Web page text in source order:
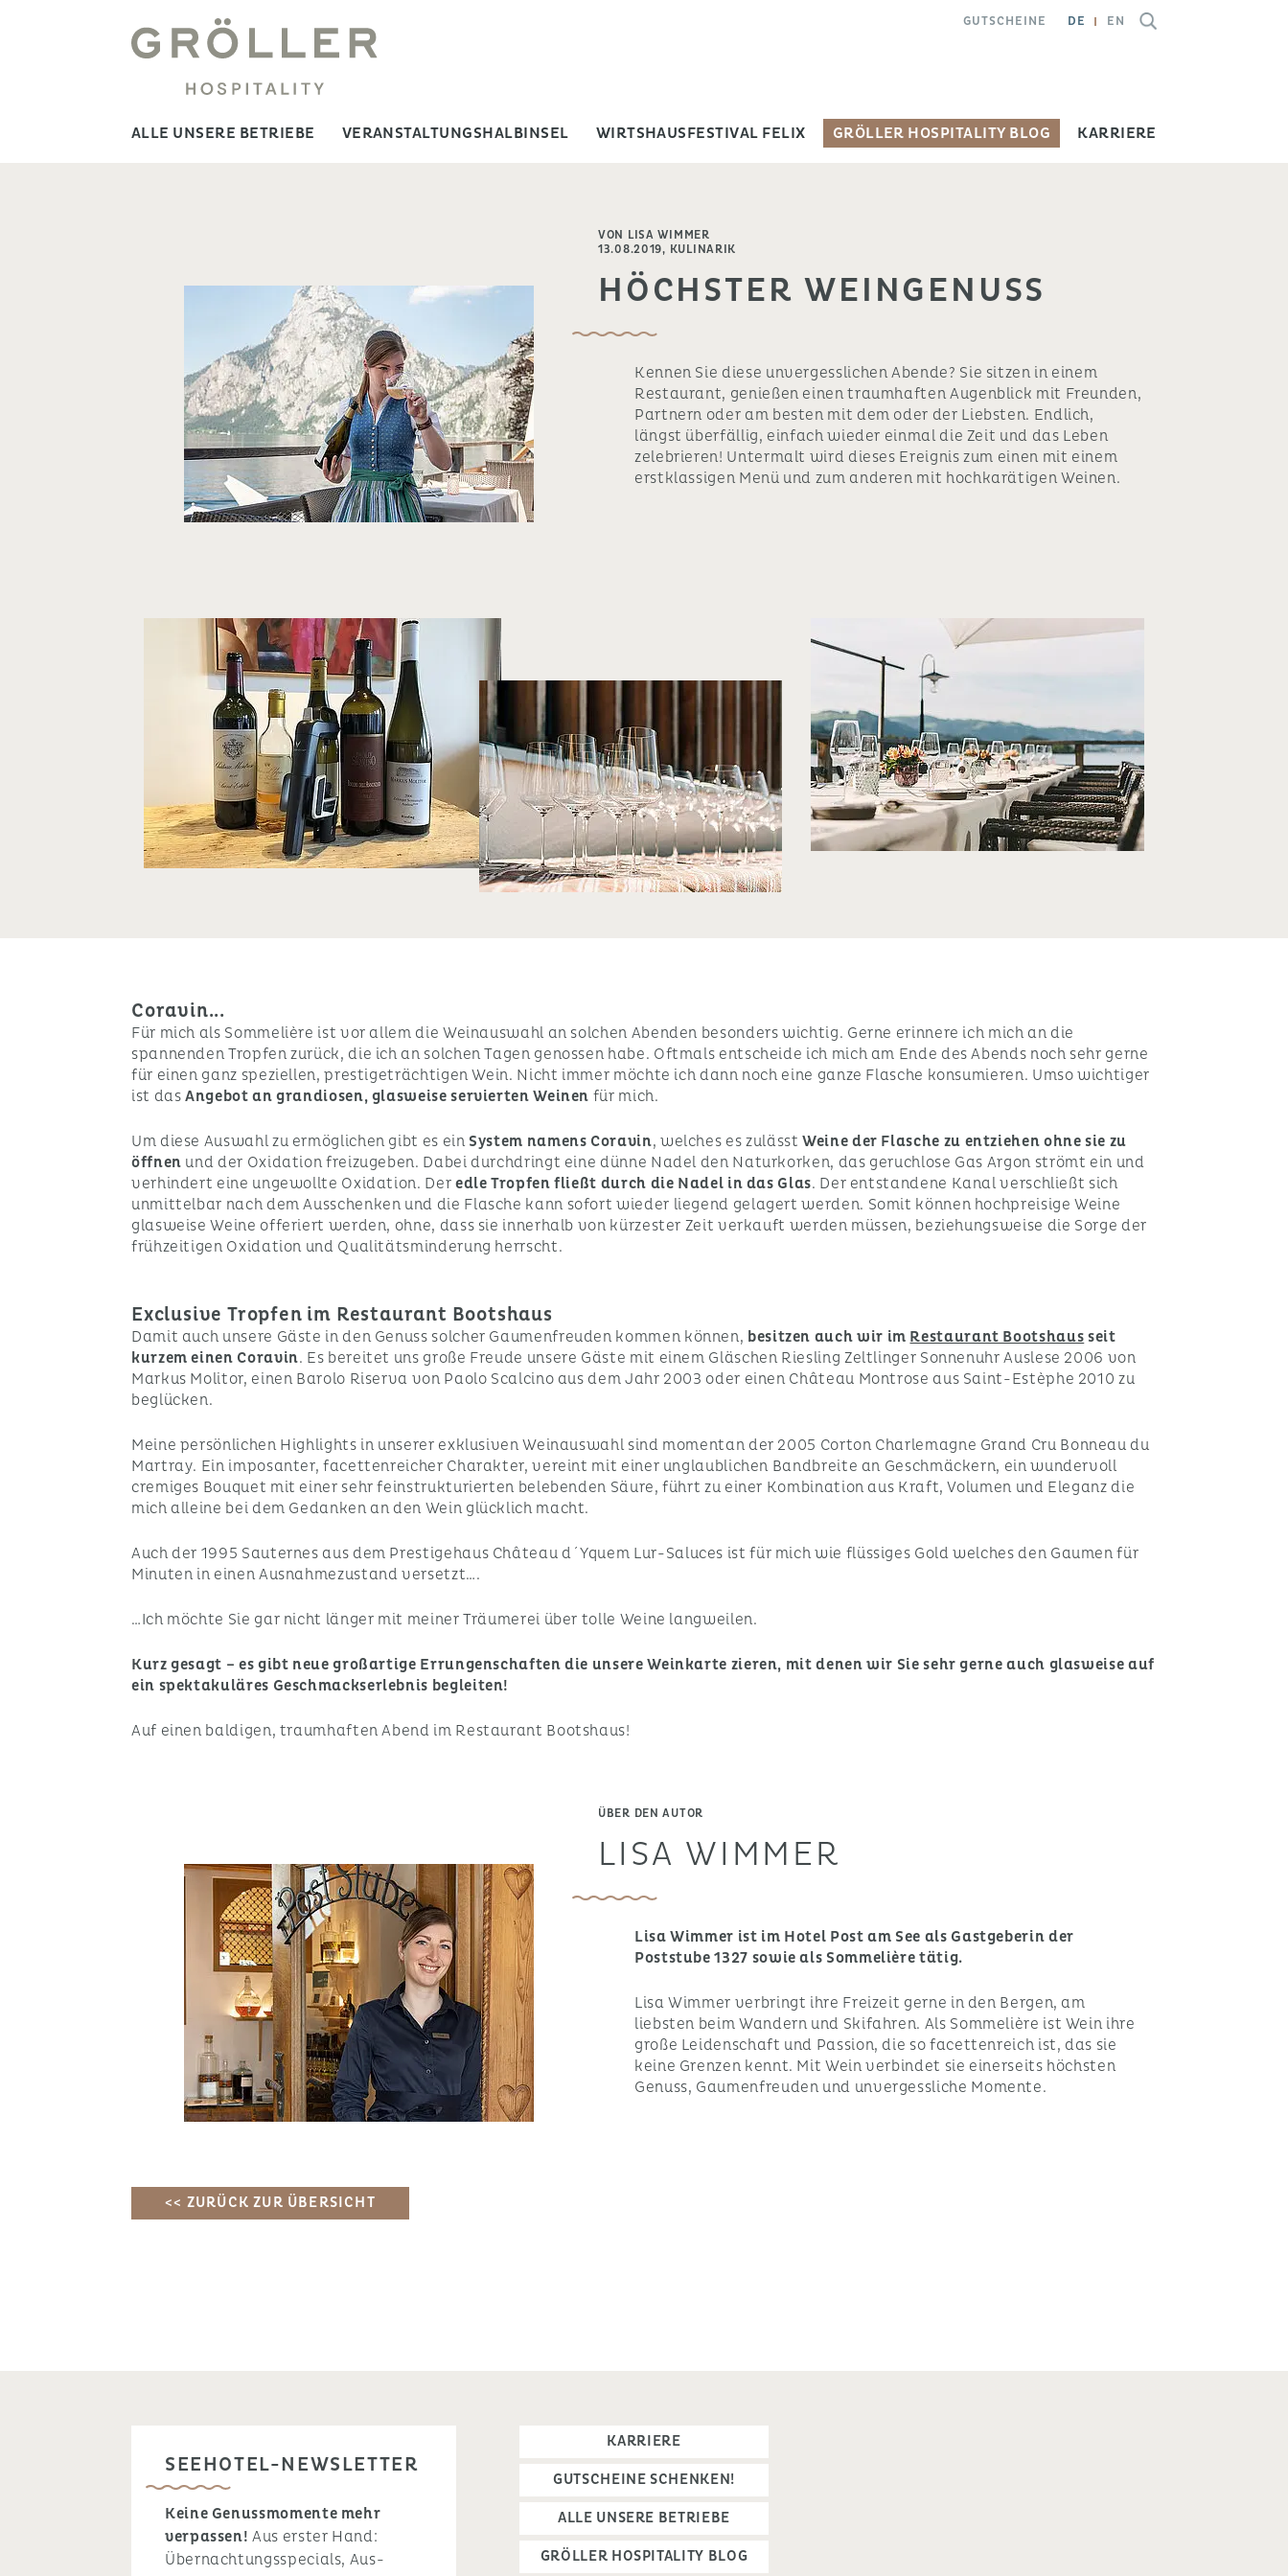
GUTSCHEINE DE EN
ALLE UNSERE BETRIEBE VERANSTALTUNGSHALBINSEL WIRTSHAUSFESTIVAL FELIX GRÖLLER HOSPITALITY BLOG KARRIERE
VON LISA WIMMER
13.08.2019, KULINARIK
HÖCHSTER WEINGENUSS
Kennen Sie diese unvergesslichen Abende? Sie sitzen in einem
Restaurant, genießen einen traumhaften Augenblick mit Freunden,
Partnern oder am besten mit dem oder der Liebsten. Endlich,
längst überfällig, einfach wieder einmal die Zeit und das Leben
zelebrieren! Untermalt wird dieses Ereignis zum einen mit einem
erstklassigen Menü und zum anderen mit hochkarätigen Weinen.
Coravin...
Für mich als Sommelière ist vor allem die Weinauswahl an solchen Abenden besonders wichtig. Gerne erinnere ich mich an die
spannenden Tropfen zurück, die ich an solchen Tagen genossen habe. Oftmals entscheide ich mich am Ende des Abends noch sehr gerne
für einen ganz speziellen, prestigeträchtigen Wein. Nicht immer möchte ich dann noch eine ganze Flasche konsumieren. Umso wichtiger
ist dasAngebot an grandiosen, glasweise servierten Weinen für mich.
Um diese Auswahl zu ermöglichen gibt es ein System namens Coravin, welches es zulässtWeine der Flasche zu entziehen ohne sie zu
öffnen und der Oxidation freizugeben. Dabei durchdringt eine dünne Nadel den Naturkorken, das geruchlose Gas Argon strömt ein und
verhindert eine ungewollte Oxidation. Der edle Tropfen fließt durch die Nadel in das Glas. Der entstandene Kanal verschließt sich
unmittelbar nach dem Ausschenken und die Flasche kann sofort wieder liegend gelagert werden. Somit können hochpreisige Weine
glasweise Weine offeriert werden, ohne, dass sie innerhalb von kürzester Zeit verkauft werden müssen, beziehungsweise die Sorge der
frühzeitigen Oxidation und Qualitätsminderung herrscht.
Exclusive Tropfen im Restaurant Bootshaus
Damit auch unsere Gäste in den Genuss solcher Gaumenfreuden kommen können, besitzen auch wir im Restaurant Bootshaus seit
kurzem einen Coravin. Es bereitet uns große Freude unsere Gäste mit einem Gläschen Riesling Zeltlinger Sonnenuhr Auslese 2006 von
Markus Molitor, einen Barolo Riserva von Paolo Scalcino aus dem Jahr 2003 oder einen Château Montrose aus Saint-Estèphe 2010 zu
beglücken.
Meine persönlichen Highlights in unserer exklusiven Weinauswahl sind momentan der 2005 Corton Charlemagne Grand Cru Bonneau du
Martray. Ein imposanter, facettenreicher Charakter, vereint mit einer unglaublichen Bandbreite an Geschmäckern, ein wundervoll
cremiges Bouquet mit einer sehr feinstrukturierten belebenden Säure, führt zu einer Kombination aus Kraft, Volumen und Eleganz die
mich alleine bei dem Gedanken an den Wein glücklich macht.
Auch der 1995 Sauternes aus dem Prestigehaus Château d´Yquem Lur-Saluces ist für mich wie flüssiges Gold welches den Gaumen für
Minuten in einen Ausnahmezustand versetzt….
…Ich möchte Sie gar nicht länger mit meiner Träumerei über tolle Weine langweilen.
Kurz gesagt – es gibt neue großartige Errungenschaften die unsere Weinkarte zieren, mit denen wir Sie sehr gerne auch glasweise auf
ein spektakuläres Geschmackserlebnis begleiten!
Auf einen baldigen, traumhaften Abend im Restaurant Bootshaus!
ÜBER DEN AUTOR
LISA WIMMER
Lisa Wimmer ist im Hotel Post am See als Gastgeberin der
Poststube 1327 sowie als Sommelière tätig.
Lisa Wimmer verbringt ihre Freizeit gerne in den Bergen, am
liebsten beim Wandern und Skifahren. Als Sommelière ist Wein ihre
große Leidenschaft und Passion, die so facettenreich ist, das sie
keine Grenzen kennt. Mit Wein verbindet sie einerseits höchsten
Genuss, Gaumenfreuden und unvergessliche Momente.
<< ZURÜCK ZUR ÜBERSICHT
SEEHOTEL-NEWSLETTER
Keine Genussmomente mehr
verpassen! Aus erster Hand:
Übernachtungsspecials, Aus-
KARRIERE
GUTSCHEINE SCHENKEN!
ALLE UNSERE BETRIEBE
GRÖLLER HOSPITALITY BLOG